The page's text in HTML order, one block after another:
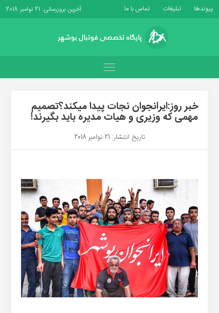
پیوندها تبلیغات تماس با ما آخرین بروزرسانی: 21 نوامبر 2018
خبر روز:ایرانجوان نجات پیدا میکند؟تصمیم
مهمی که وزیری و هیات مدیره باید بگیرند!
تاریخ انتشار: 21 نوامبر 2018